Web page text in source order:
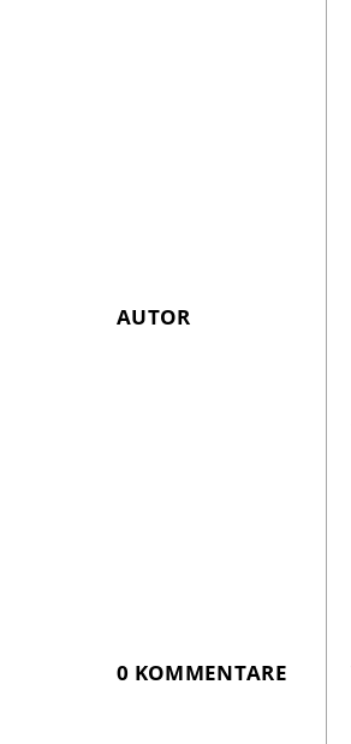
Überschrift
AUTOR
0 KOMMENTARE